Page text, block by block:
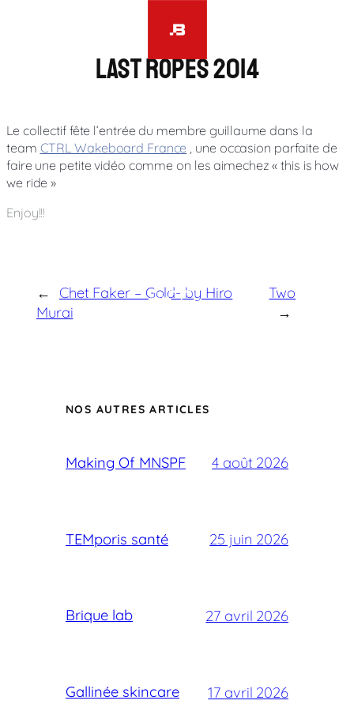
Jour Nuit
Last ropes 2014
Le collectif fête l’entrée du membre guillaume dans la
team CTRL Wakeboard France , une occasion parfaite de
faire une petite vidéo comme on les aimechez « this is how
we ride »
Enjoy!!!
←
Chet Faker – Gold- by Hiro
Murai
Two
→
NOS AUTRES ARTICLES
Making Of MNSPF 4 août 2026
TEMporis santé 25 juin 2026
Brique lab 27 avril 2026
Gallinée skincare 17 avril 2026